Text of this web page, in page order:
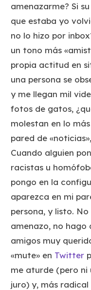
amenazarme? Si
que estaba yo
no lo hizo por
un tono más
propia actitud en
una persona se
y me llegan mil
fotos de gatos,
molestan en lo
pared de
Cuando alguien
racistas u
pongo en la
aparezca en mi
persona, y listo.
amenazo, no hago
amigos muy
«mute» en Twitter
me aturde (pero ni
juro) y, más radical